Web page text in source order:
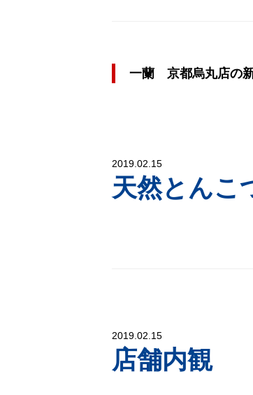
一蘭 京都烏丸店の
2019.02.15
天然とんこ
2019.02.15
店舗内観